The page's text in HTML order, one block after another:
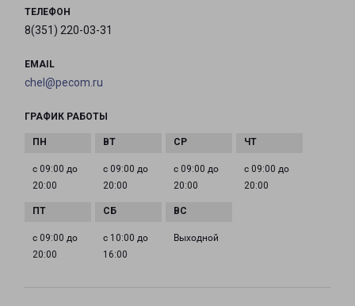
ТЕЛЕФОН
8(351) 220-03-31
EMAIL
chel@pecom.ru
ГРАФИК РАБОТЫ
с 09:00 до
20:00
с 09:00 до
20:00
с 09:00 до
20:00
с 09:00 до
20:00
с 09:00 до
20:00
с 10:00 до
16:00
Выходной